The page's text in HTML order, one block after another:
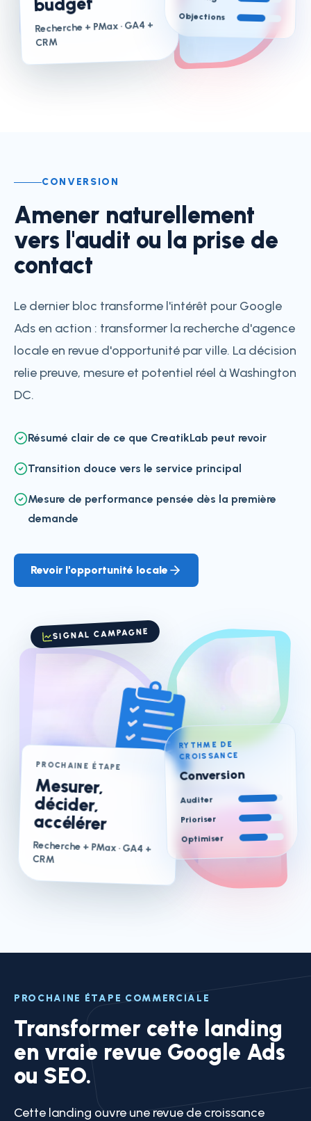
Recherche + PMax· GA4 +
CRM
Objections
CONVERSION
Amener naturellement
vers l'audit ou la prise de
contact
Le dernier bloc transforme l'intérêt pour Google
Ads en action : transformer la recherche d'agence
locale en revue d'opportunité par ville. La décision
relie preuve, mesure et potentiel réel à Washington
DC.
Résumé clair de ce que CreatikLab peut revoir
Transition douce vers le service principal
Mesure de performance pensée dès la première
demande
Revoir l'opportunité locale
SIGNAL CAMPAGNE
PROCHAINE ÉTAPE
Mesurer,
décider,
accélérer
Recherche + PMax· GA4 +
CRM
RYTHME DE
CROISSANCE
Conversion
Auditer
Prioriser
Optimiser
PROCHAINE ÉTAPE COMMERCIALE
Transformer cette landing
en vraie revue Google Ads
ou SEO.
Cette landing ouvre une revue de croissance